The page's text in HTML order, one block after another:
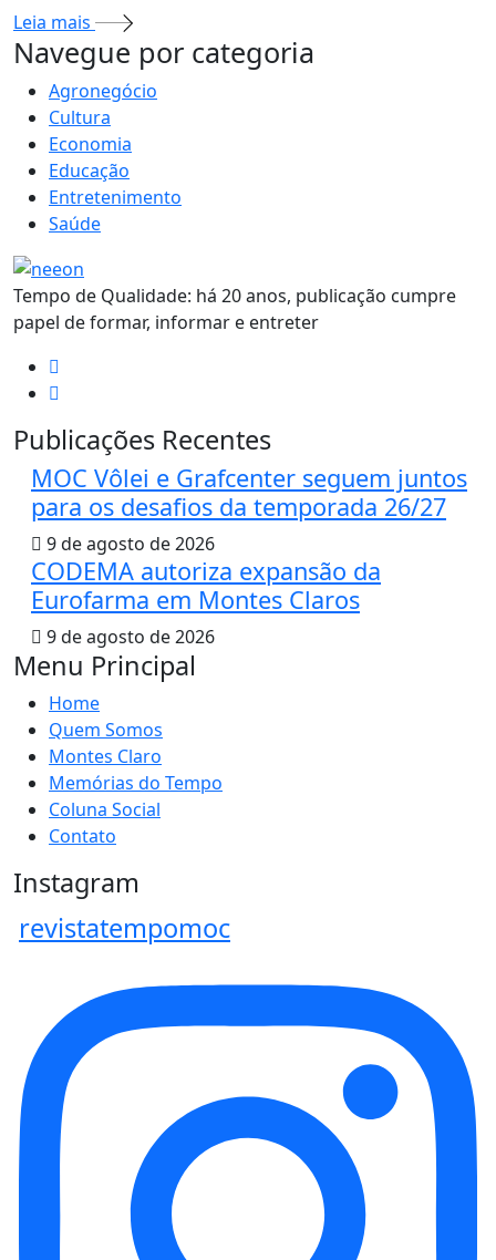
Leia mais
MAIS VISTOS
Navegue por categoria
Agronegócio
Cultura
Economia
Educação
Entretenimento
Saúde
Tempo de Qualidade: há 20 anos, publicação cumpre
papel de formar, informar e entreter
Publicações Recentes
MOC Vôlei e Grafcenter seguem juntos
para os desafios da temporada 26/27
9 de agosto de 2026
CODEMA autoriza expansão da
Eurofarma em Montes Claros
9 de agosto de 2026
Menu Principal
Home
Quem Somos
Montes Claro
Memórias do Tempo
Coluna Social
Contato
Instagram
revistatempomoc